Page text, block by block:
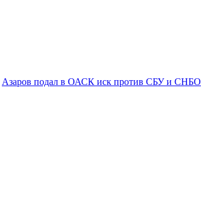
Азаров подал в ОАСК иск против СБУ и СНБО